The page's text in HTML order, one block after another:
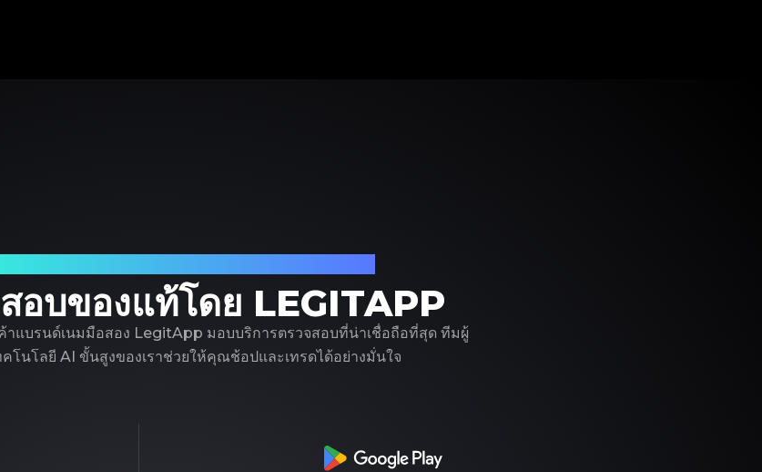
อบของแท้โดย LEGITAPP
แบรนด์เนมมือสอง LegitApp มอบบริการตรวจสอบที่น่าเชื่อถือที่สุด ทีมผู้
โนโลยี AI ขั้นสูงของเราช่วยให้คุณช้อปและเทรดได้อย่างมั่นใจ